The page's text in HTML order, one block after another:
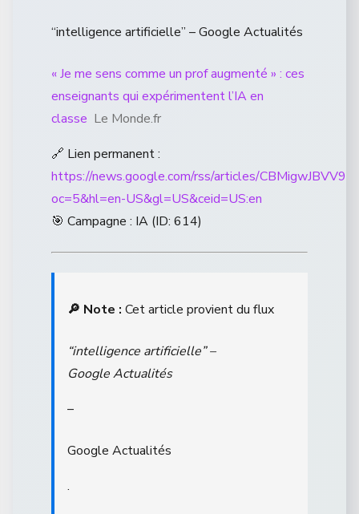
“intelligence artificielle” – Google Actualités
« Je me sens comme un prof augmenté » : ces
enseignants qui expérimentent l’IA en
classe Le Monde.fr
🔗 Lien permanent :
https://news.google.com/rss/articles/
oc=5&hl=en-US&gl=US&ceid=US:en
🎯 Campagne : IA (ID: 614)
🔎 Note : Cet article provient du flux
“intelligence artificielle” –
Google Actualités
–
Google Actualités
.